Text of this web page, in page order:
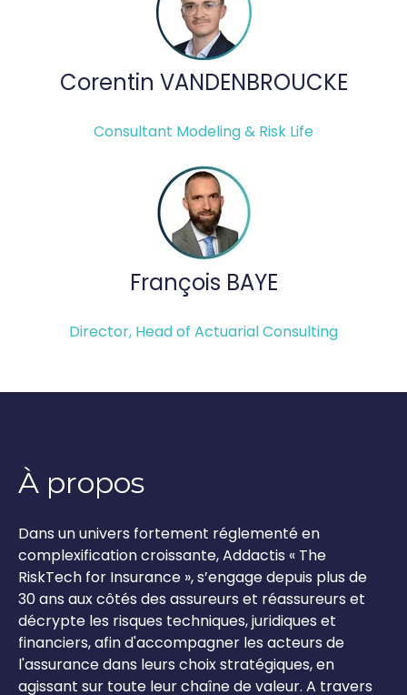
Corentin VANDENBROUCKE
Consultant Modeling & Risk Life
François BAYE
Director, Head of Actuarial Consulting
À propos
Dans un univers fortement réglementé en
complexification croissante, Addactis « The
RiskTech for Insurance », s’engage depuis plus de
30 ans aux côtés des assureurs et réassureurs et
décrypte les risques techniques, juridiques et
financiers, afin d'accompagner les acteurs de
l'assurance dans leurs choix stratégiques, en
agissant sur toute leur chaîne de valeur. A travers